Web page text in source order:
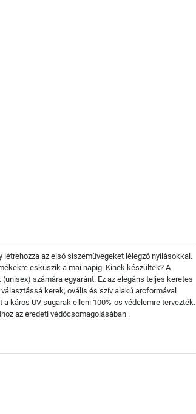
az első síszemüvegeket lélegző nyílásokkal.
esküszik a mai napig. Kinek készültek? A
számára egyaránt. Ez az elegáns teljes keretes
kerek, ovális és szív alakú arcformával
káros UV sugarak elleni 100%-os védelemre tervezték.
az eredeti védőcsomagolásában .